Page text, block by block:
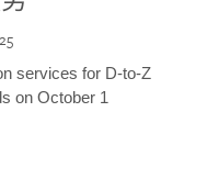
services for D-to-Z
on October 1